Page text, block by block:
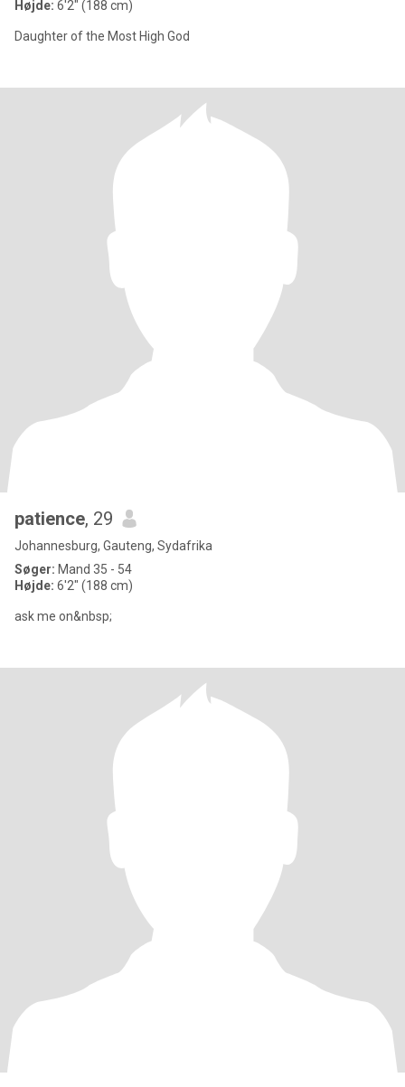
Højde: 6'2" (188 cm)
Daughter of the Most High God
patience, 29
Johannesburg, Gauteng, Sydafrika
Søger: Mand 35 - 54
Højde: 6'2" (188 cm)
ask me on&nbsp;